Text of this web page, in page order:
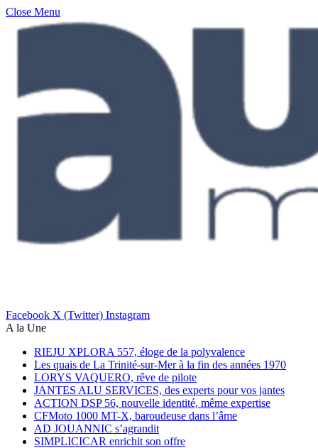
Close Menu
Facebook X (Twitter) Instagram
A la Une
RIEJU XPLORA 557, éloge de la polyvalence
Les quais de La Trinité-sur-Mer à la fin des années 1970
LORYS VAQUERO, rêve de pilote
JANTES ALU SERVICES, des experts pour vos jantes
ACTION DSP 56, nouvelle identité, même expertise
CFMoto 1000 MT-X, baroudeuse dans l’âme
AD JOUANNIC s’agrandit
SIMPLICICAR enrichit son offre